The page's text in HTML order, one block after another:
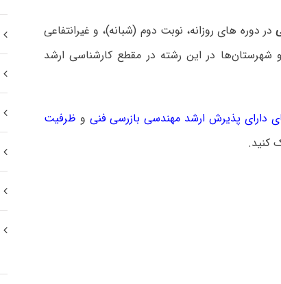
در دوره های روزانه، نوبت دوم (شبانه)، و غیرانتفاعی
در این رشته در مقطع کارشناسی ارشد
دارای پذیرش ارشد مهندسی بازرسی فنی و ظرفیت
کنید.